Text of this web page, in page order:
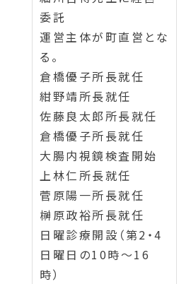
委託
運営主体が町直営とな
る。
倉橋優子所長就任
紺野靖所長就任
佐藤良太郎所長就任
倉橋優子所長就任
大腸内視鏡検査開始
上林仁所長就任
菅原陽一所長就任
榊原政裕所長就任
日曜診療開設（第2・4
日曜日の10時～16
時）